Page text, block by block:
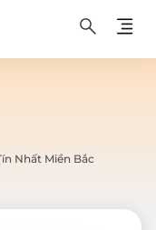
Nhất Miền Bắc